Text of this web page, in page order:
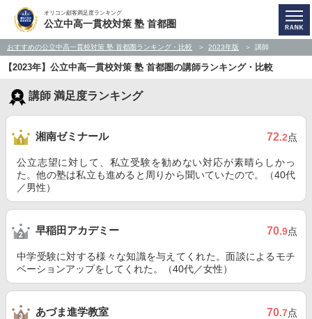
オリコン顧客満足度ランキング
公立中高一貫校対策 塾 首都圏
おすすめの公立中高一貫校対策 塾 首都圏ランキング・比較 2023年版 講師
【2023年】公立中高一貫校対策 塾 首都圏の講師ランキング・比較
講師 満足度ランキング
湘南ゼミナール 72.2点
公立志望に対して、私立受験を勧めない対応が素晴らしかっ
た。他の塾は私立も進めると周りから聞いていたので。（40代
／男性）
早稲田アカデミー 70.9点
中学受験に対する様々な知識を与えてくれた。面談によるモチ
ベーションアップをしてくれた。（40代／女性）
あづま進学教室 70.7点